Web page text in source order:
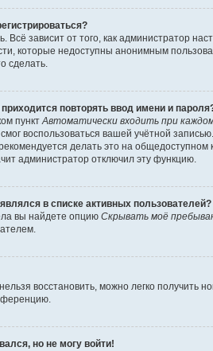
Всё зависит от того, как администратор
которые недоступны анонимным
сделать.
повторять ввод имени и
пунктАвтоматически входить при
смог воспользоваться вашей учётной
делать это на
администратор отключил эту функцию.
в списке активных пользователей?
вы найдете опцию Скрывать моё
восстановить, можно легко
но не могу войти!